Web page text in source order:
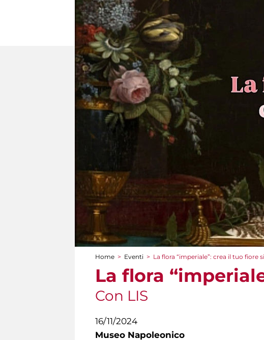
Tu sei qui
Home > Eventi > La flora “imperiale”: crea il tuo fiore
La flora
Con LIS
16/11/2024
Museo Napoleonico